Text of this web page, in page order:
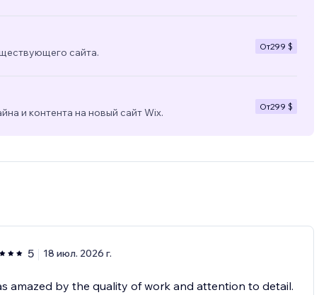
сайта.
От299 $
и контента на новый сайт Wix.
От299 $
5 18 июл. 2026 г.
amazed by the quality of work and attention to detail.